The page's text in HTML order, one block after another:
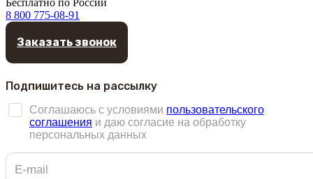
8 800 775-08-91
Заказать звонок
Подпишитесь на рассылку
Соглашаюсь с условиями пользовательского
соглашения и даю согласие на обработку
персональных данных